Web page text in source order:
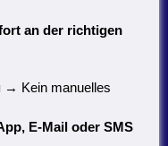
an der richtigen
→ Kein manuelles
E-Mail oder SMS